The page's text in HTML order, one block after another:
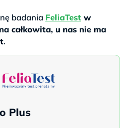
badania FeliaTest w
całkowita, u nas nie ma
.
Plus